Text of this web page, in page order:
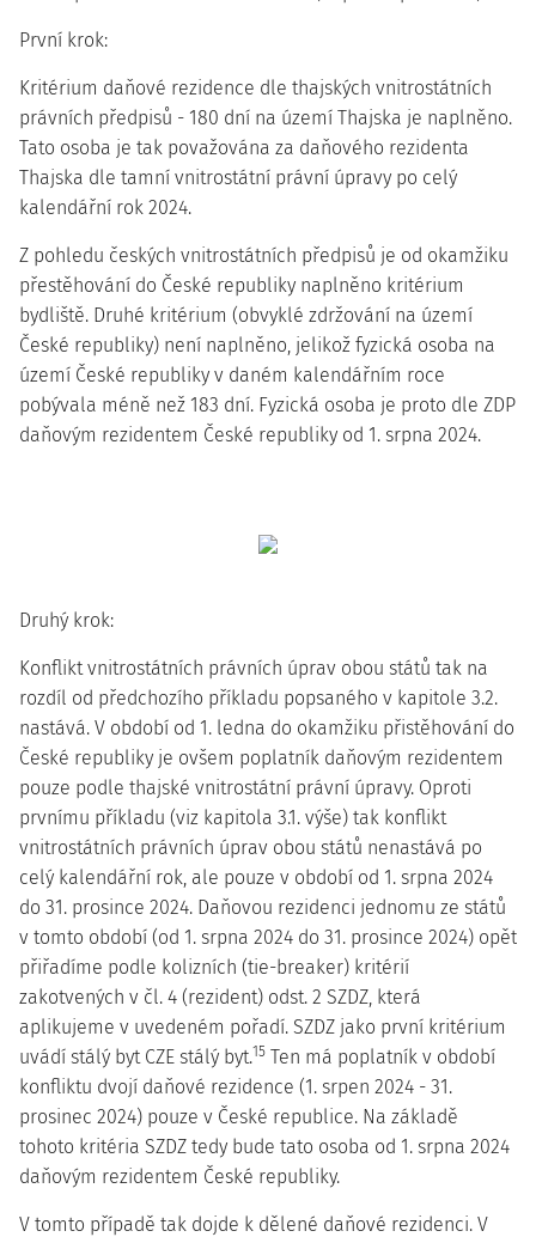
První krok:
Kritérium daňové rezidence dle thajských vnitrostátních
právních předpisů - 180 dní na území Thajska je naplněno.
Tato osoba je tak považována za daňového rezidenta
Thajska dle tamní vnitrostátní právní úpravy po celý
kalendářní rok 2024.
Z pohledu českých vnitrostátních předpisů je od okamžiku
přestěhování do České republiky naplněno kritérium
bydliště. Druhé kritérium (obvyklé zdržování na území
České republiky) není naplněno, jelikož fyzická osoba na
území České republiky v daném kalendářním roce
pobývala méně než 183 dní. Fyzická osoba je proto dle ZDP
daňovým rezidentem České republiky od 1. srpna 2024.
Druhý krok:
Konflikt vnitrostátních právních úprav obou států tak na
rozdíl od předchozího příkladu popsaného v kapitole 3.2.
nastává. V období od 1. ledna do okamžiku přistěhování do
České republiky je ovšem poplatník daňovým rezidentem
pouze podle thajské vnitrostátní právní úpravy. Oproti
prvnímu příkladu (viz kapitola 3.1. výše) tak konflikt
vnitrostátních právních úprav obou států nenastává po
celý kalendářní rok, ale pouze v období od 1. srpna 2024
do 31. prosince 2024. Daňovou rezidenci jednomu ze států
v tomto období (od 1. srpna 2024 do 31. prosince 2024) opět
přiřadíme podle kolizních (tie-breaker) kritérií
zakotvených v čl. 4 (rezident) odst. 2 SZDZ, která
aplikujeme v uvedeném pořadí. SZDZ jako první kritérium
uvádí stálý byt CZE stálý byt.15 Ten má poplatník v období
konfliktu dvojí daňové rezidence (1. srpen 2024 - 31.
prosinec 2024) pouze v České republice. Na základě
tohoto kritéria SZDZ tedy bude tato osoba od 1. srpna 2024
daňovým rezidentem České republiky.
V tomto případě tak dojde k dělené daňové rezidenci. V